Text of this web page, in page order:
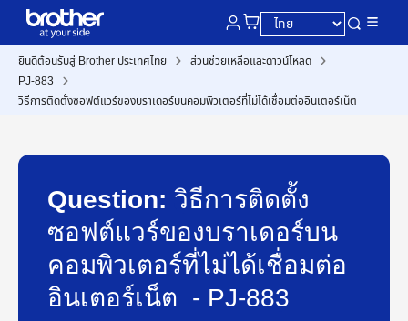
ยินดีต้อนรับสู่ Brother ประเทศไทย
ส่วนช่วยเหลือและดาวน์โหลด
PJ-883
วิธีการติดตั้งซอฟต์แวร์ของบราเดอร์บนคอมพิวเตอร์ที่ไม่ได้เชื่อมต่ออินเตอร์เน็ต
Question: วิธีการติดตั้ง
ซอฟต์แวร์ของบราเดอร์บน
คอมพิวเตอร์ที่ไม่ได้เชื่อมต่อ
อินเตอร์เน็ต - PJ-883